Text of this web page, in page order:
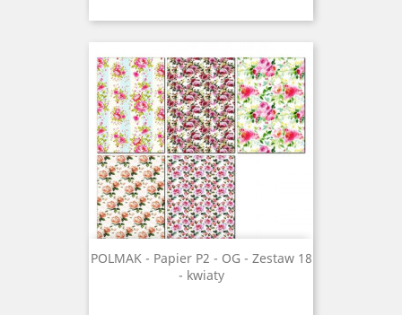
POLMAK - Papier P2 - OG - Zestaw 18
- kwiaty